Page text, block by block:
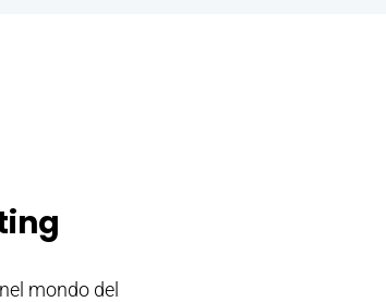
mondo del